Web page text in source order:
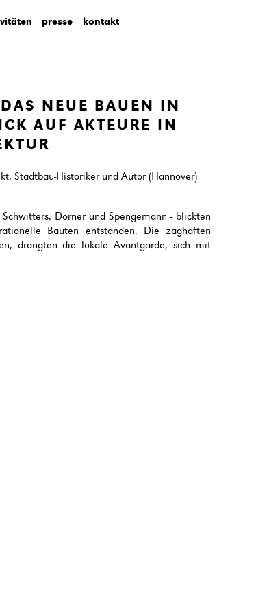
presse kontakt
NEUE BAUEN IN
AUF AKTEURE IN
Stadtbau-Historiker und Autor (Hannover)
Dorner und Spengemann - blickten
Bauten entstanden. Die zaghaften
drängten die lokale Avantgarde, sich mit